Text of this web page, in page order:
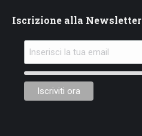
Iscrizione alla Newsletter